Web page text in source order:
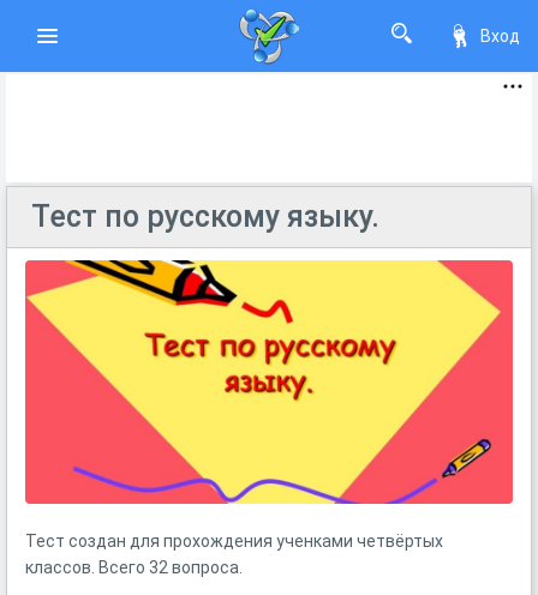
Вход
Тест по русскому языку.
Тест создан для прохождения ученками четвёртых
классов. Всего 32 вопроса.